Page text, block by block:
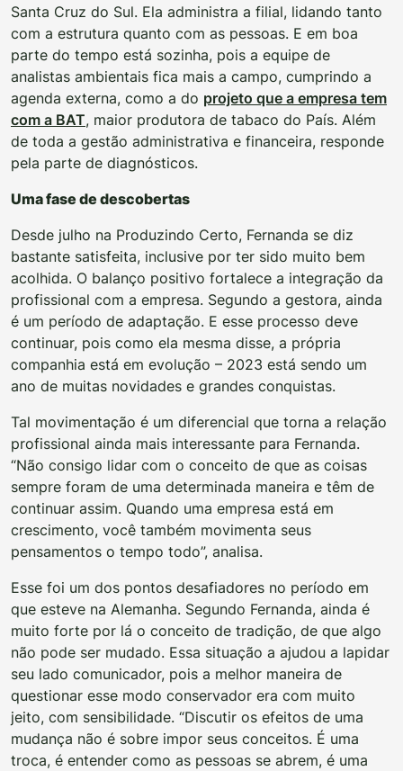
Santa Cruz do Sul. Ela administra a filial, lidando tanto
com a estrutura quanto com as pessoas. E em boa
parte do tempo está sozinha, pois a equipe de
analistas ambientais fica mais a campo, cumprindo a
agenda externa, como a do projeto que a empresa tem
com a BAT, maior produtora de tabaco do País. Além
de toda a gestão administrativa e financeira, responde
pela parte de diagnósticos.
Uma fase de descobertas
Desde julho na Produzindo Certo, Fernanda se diz
bastante satisfeita, inclusive por ter sido muito bem
acolhida. O balanço positivo fortalece a integração da
profissional com a empresa. Segundo a gestora, ainda
é um período de adaptação. E esse processo deve
continuar, pois como ela mesma disse, a própria
companhia está em evolução – 2023 está sendo um
ano de muitas novidades e grandes conquistas.
Tal movimentação é um diferencial que torna a relação
profissional ainda mais interessante para Fernanda.
“Não consigo lidar com o conceito de que as coisas
sempre foram de uma determinada maneira e têm de
continuar assim. Quando uma empresa está em
crescimento, você também movimenta seus
pensamentos o tempo todo”, analisa.
Esse foi um dos pontos desafiadores no período em
que esteve na Alemanha. Segundo Fernanda, ainda é
muito forte por lá o conceito de tradição, de que algo
não pode ser mudado. Essa situação a ajudou a lapidar
seu lado comunicador, pois a melhor maneira de
questionar esse modo conservador era com muito
jeito, com sensibilidade. “Discutir os efeitos de uma
mudança não é sobre impor seus conceitos. É uma
troca, é entender como as pessoas se abrem, é uma